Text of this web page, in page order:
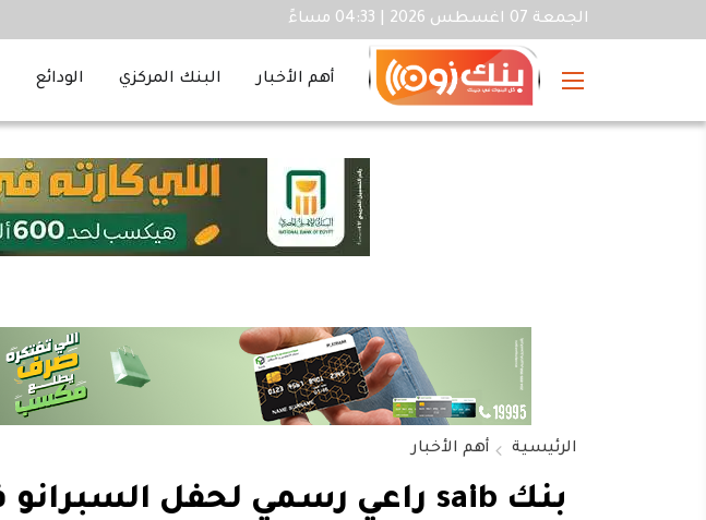
الجمعة 07 اغسطس 2026 | 04:33 مساءً
أهم الأخبار البنك المركزي الودائع
الرئيسية أهم الأخبار
بنك saib راعي رسمي لحفل السبرانو فاطمة سعيد